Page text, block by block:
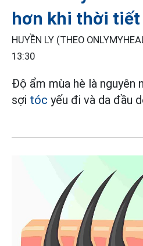
hơn khi thời tiết
HUYỀN LY (THEO
13:30
Độ ẩm mùa hè là nguyên
sợi tóc yếu đi và da đầu